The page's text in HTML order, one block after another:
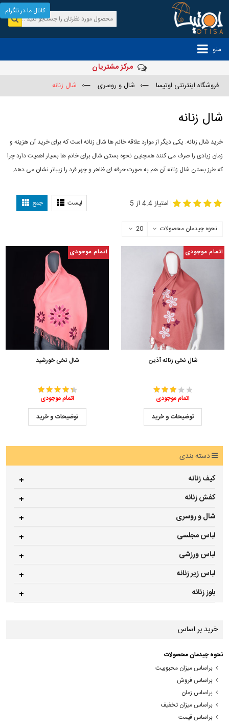
منو
مرکز مشتریان
فروشگاه اینترنتی اوتیسا —› شال و روسری —› شال زنانه
شال زنانه
خرید شال زنانه. یکی دیگر از موارد علاقه خانم ها شال زنانه است که برای خرید آن هزینه و
زمان زیادی را صرف می کنند همچنین نحوه بستن شال برای خانم ها بسیار اهمیت دارد چرا
که طرز بستن شال زنانه آن هم به صورت حرفه ای ظاهر و چهر فرد را زیباتر نشان می دهد.
لیست جمع | امتیاز 4.4 از 5
نحوه چیدمان محصولات 20
اتمام موجودی
شال نخی زنانه آذین
اتمام موجودی
توضیحات و خرید
اتمام موجودی
شال نخی خورشید
اتمام موجودی
توضیحات و خرید
دسته بندی
کیف زنانه
کفش زنانه
شال و روسری
لباس مجلسی
لباس ورزشی
لباس زیر زنانه
بلوز زنانه
خرید بر اساس
نحوه چیدمان محصولات
براساس میزان محبوبیت
براساس فروش
براساس زمان
براساس میزان تخفیف
براساس قیمت
کانال ما در تلگرام